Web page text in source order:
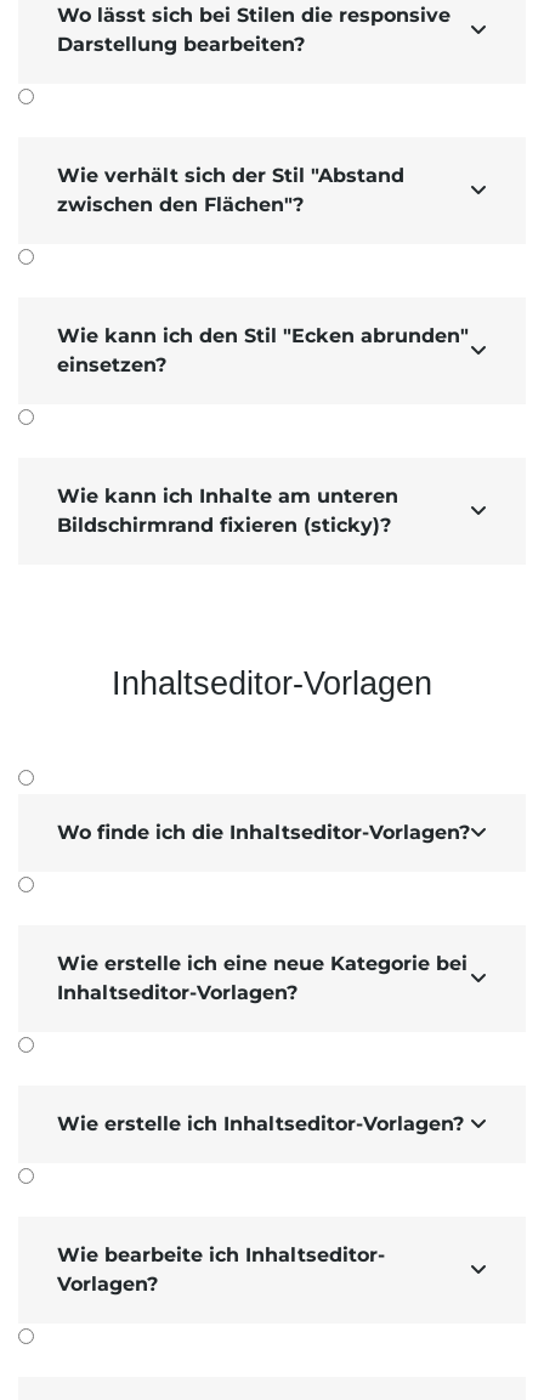
OptimierungundBilder-SEO
finden Sie bei unseren
Wo lässt sich bei Stilen die responsive
Darstellung bearbeiten?

Wie verhält sich der Stil "Abstand
zwischen den Flächen"?

Wie kann ich den Stil "Ecken abrunden"
einsetzen?

Wie kann ich Inhalte am unteren
Bildschirmrand fixieren (sticky)?

Inhaltseditor-Vorlagen
Wo finde ich die Inhaltseditor-Vorlagen?
Wie erstelle ich eine neue Kategorie bei
Inhaltseditor-Vorlagen?

Wie erstelle ich Inhaltseditor-Vorlagen? 
Wie bearbeite ich Inhaltseditor-
Vorlagen?
